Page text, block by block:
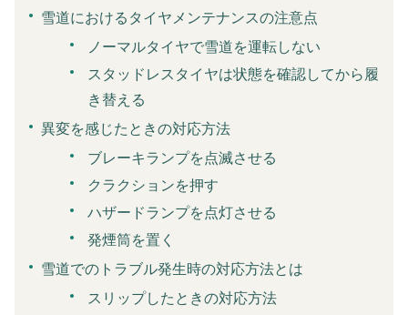
雪道におけるタイヤメンテナンスの注意点
ノーマルタイヤで雪道を運転しない
スタッドレスタイヤは状態を確認してから履
き替える
異変を感じたときの対応方法
ブレーキランプを点滅させる
クラクションを押す
ハザードランプを点灯させる
発煙筒を置く
雪道でのトラブル発生時の対応方法とは
スリップしたときの対応方法